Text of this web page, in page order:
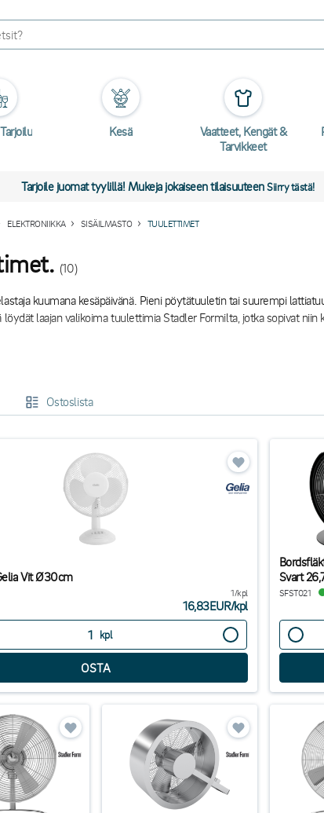
Kesä
Vaatteet, Kengät &
Tarvikkeet
Tarjoile juomat tyylillä! Mukeja jokaiseen tilaisuuteenSiirry tästä!
ELEKTRONIIKKA SISÄILMASTO TUULETTIMET
(10)
kuumana kesäpäivänä. Pieni pöytätuuletin tai suurempi
löydät laajan valikoima tuulettimia Stadler Formilta, jotka sopivat niin
suuria tiloja kauan, voi Woods-merkin ilmastointilaitteet olla
evaLIGHT tuotteet, jotka viilentävät huoneen tehokkaasti ja ovat
Ostoslista
Vit Ø30cm
1/kpl
16,83EUR/kpl
kpl
Svart
SFST021